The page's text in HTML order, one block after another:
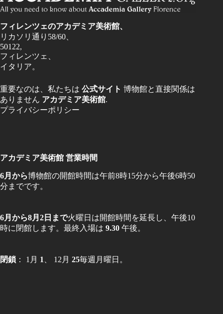
フィレンツェのアカデミア美術館、
リカソリ通り58/60、
50122,
フィレンツェ、
イタリア。
重要なのは、私たちは 公式サイト 博物館と直接関係は
ありません アカデミア美術館.
プライバシーポリシー
アカデミア美術館 営業時間
6月から博物館の開館時間は午前8時15分から午後6時50
分までです。
6月から8月2日まで火曜日は開館時間を延長し、午後10
時に閉館します。最終入場は 9.30 午後。
閉鎖 ： 1月 1 、 12月 25毎週月曜日。